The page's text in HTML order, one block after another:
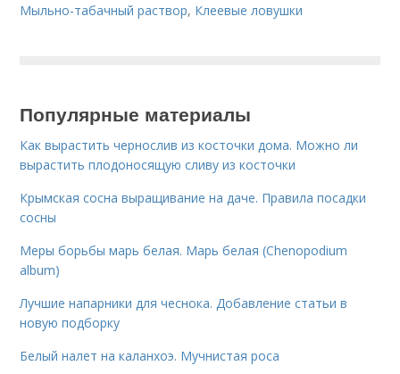
Мыльно-табачный раствор, Клеевые ловушки
Популярные материалы
Как вырастить чернослив из косточки дома. Можно ли
вырастить плодоносящую сливу из косточки
Крымская сосна выращивание на даче. Правила посадки
сосны
Меры борьбы марь белая. Марь белая (Chenopodium
album)
Лучшие напарники для чеснока. Добавление статьи в
новую подборку
Белый налет на каланхоэ. Мучнистая роса